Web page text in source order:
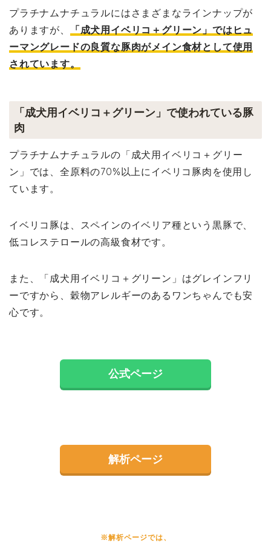
プラチナムナチュラルにはさまざまなラインナップが
ありますが、
「成犬用イベリコ＋グリーン」ではヒュ
ーマングレードの良質な豚肉がメイン食材として使用
されています。
「成犬用イベリコ＋グリーン」で使われている豚
肉
プラチナムナチュラルの「成犬用イベリコ＋グリー
ン」では、全原料の70%以上にイベリコ豚肉を使用し
ています。
イベリコ豚は、スペインのイベリア種という黒豚で、
低コレステロールの高級食材です。
また、「成犬用イベリコ＋グリーン」はグレインフリ
ーですから、穀物アレルギーのあるワンちゃんでも安
心です。
公式ページ
解析ページ
※解析ページでは、